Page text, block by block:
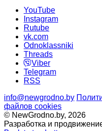
YouTube
Instagram
Rutube
vk.com
Odnoklassniki
Threads
Viber
Telegram
RSS
info@newgrodno.by
файлов cookies
© NewGrodno.by, 2026
Разработка и